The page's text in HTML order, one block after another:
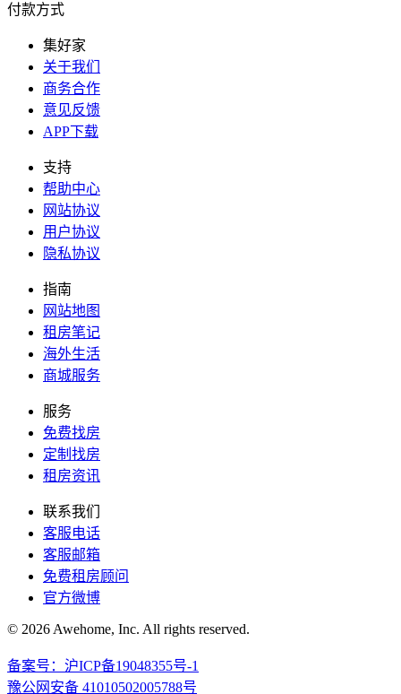
付款方式
集好家
关于我们
商务合作
意见反馈
APP下载
支持
帮助中心
网站协议
用户协议
隐私协议
指南
网站地图
租房笔记
海外生活
商城服务
服务
免费找房
定制找房
租房资讯
联系我们
客服电话
客服邮箱
免费租房顾问
官方微博
© 2026 Awehome, Inc. All rights reserved.
备案号：沪ICP备19048355号-1
豫公网安备 41010502005788号